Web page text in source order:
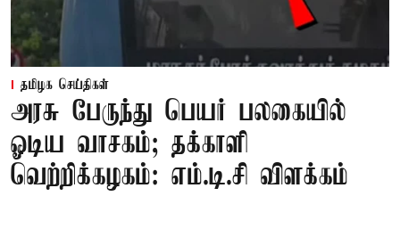
தமிழக செய்திகள்
அரசு பேருந்து பெயர் பலகையில்
ஓடிய வாசகம்; தக்காளி
வெற்றிக்கழகம்: எம்.டி.சி விளக்கம்